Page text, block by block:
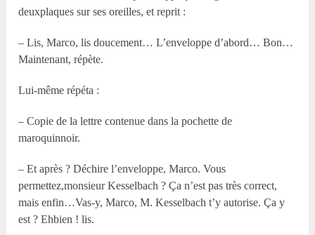
deuxplaques sur ses oreilles, et reprit :
– Lis, Marco, lis doucement… L’enveloppe d’abord… Bon…
Maintenant, répète.
Lui-même répéta :
– Copie de la lettre contenue dans la pochette de
maroquinnoir.
– Et après ? Déchire l’enveloppe, Marco. Vous
permettez,monsieur Kesselbach ? Ça n’est pas très correct,
mais enfin…Vas-y, Marco, M. Kesselbach t’y autorise. Ça y
est ? Ehbien ! lis.